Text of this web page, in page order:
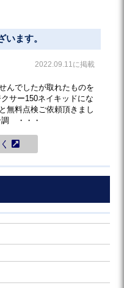
ます。
2022.09.11に掲載
んでしたが取れたものを
サー150ネイキッドにな
無料点検ご依頼頂きまし
調 ・・・